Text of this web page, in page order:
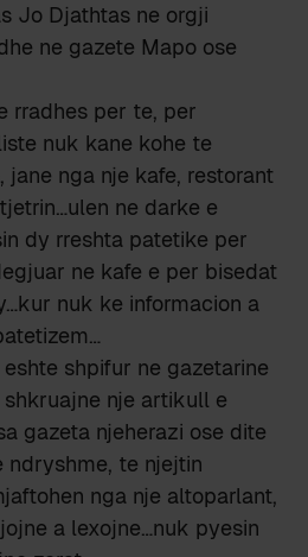
Jo Djathtas ne orgji
ne gazete Mapo ose
rradhes per te, per
nuk kane kohe te
jane nga nje kafe, restorant
ne darke e
dy rreshta patetike per
ne kafe e per bisedat
nuk ke informacion a
shpifur ne gazetarine
nje artikull e
gazeta njeherazi ose dite
ndryshme, te njejtin
nga nje altoparlant,
a lexojne…nuk pyesin